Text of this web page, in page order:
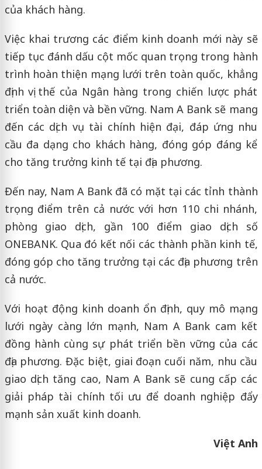
của khách hàng.
Việc khai trương các điểm kinh doanh mới này sẽ
tiếp tục đánh dấu cột mốc quan trọng trong hành
trình hoàn thiện mạng lưới trên toàn quốc, khẳng
định vị thế của Ngân hàng trong chiến lược phát
triển toàn diện và bền vững. Nam A Bank sẽ mang
đến các dịch vụ tài chính hiện đại, đáp ứng nhu
cầu đa dạng cho khách hàng, đóng góp đáng kể
cho tăng trưởng kinh tế tại địa phương.
Đến nay, Nam A Bank đã có mặt tại các tỉnh thành
trọng điểm trên cả nước với hơn 110 chi nhánh,
phòng giao dịch, gần 100 điểm giao dịch số
ONEBANK. Qua đó kết nối các thành phần kinh tế,
đóng góp cho tăng trưởng tại các địa phương trên
cả nước.
Với hoạt động kinh doanh ổn định, quy mô mạng
lưới ngày càng lớn mạnh, Nam A Bank cam kết
đồng hành cùng sự phát triển bền vững của các
địa phương. Đặc biệt, giai đoạn cuối năm, nhu cầu
giao dịch tăng cao, Nam A Bank sẽ cung cấp các
giải pháp tài chính tối ưu để doanh nghiệp đẩy
mạnh sản xuất kinh doanh.
Việt Anh